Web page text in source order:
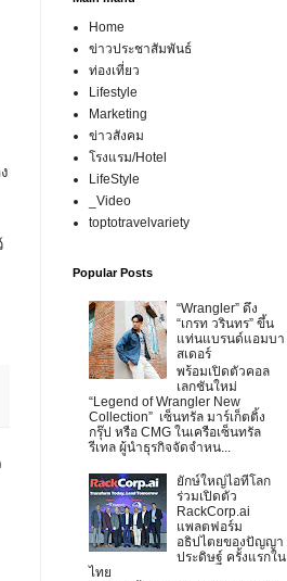
Home
ข่าวประชาสัมพันธ์
ท่องเที่ยว
Lifestyle
Marketing
ข่าวสังคม
โรงแรม/Hotel
LifeStyle
_Video
toptotravelvariety
Popular Posts
“Wrangler” ดึง
“เกรท วรินทร” ขึ้น
แท่นแบรนด์แอมบา
สเดอร์
พร้อมเปิดตัวคอล
เลกชันใหม่
“Legend of Wrangler New
Collection” เซ็นทรัล มาร์เก็ตติ้ง
กรุ๊ป หรือ CMG ในเครือเซ็นทรัล
รีเทล ผู้นำธุรกิจจัดจำหน...
ยักษ์ใหญ่ไอทีโลก
ร่วมเปิดตัว
RackCorp.ai
แพลตฟอร์ม
อธิปไตยของปัญญา
ประดิษฐ์ ครั้งแรกใน
ไทย